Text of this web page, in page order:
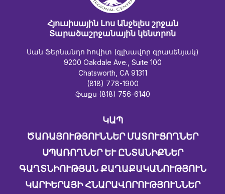
Հյուսիսային Լոս Անջելես շրջան
Տարածաշրջանային կենտրոն
Սան Ֆերնանդո հովիտ (գլխավոր գրասենյակ)
9200 Oakdale Ave., Suite 100
Chatsworth, CA 91311
(818) 778-1900
ֆաքս (818) 756-6140
ԿԱՊ
ԾԱՌԱՅՈՒԹՅՈՒՆՆԵՐ ՄԱՏՈՒՑՈՂՆԵՐ
ՍՊԱՌՈՂՆԵՐ ԵՒ ԸՆՏԱՆԻՔՆԵՐ
ԳԱՂՏՆԻՈՒԹՅԱՆ ՔԱՂԱՔԱԿԱՆՈՒԹՅՈՒՆ
ԿԱՐԻԵՐԱՅԻ ՀՆԱՐԱՎՈՐՈՒԹՅՈՒՆՆԵՐ